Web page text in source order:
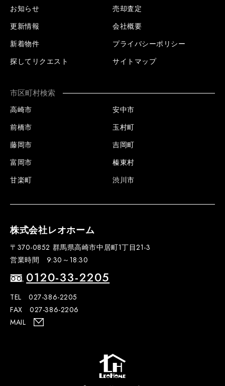
お知らせ
更新情報
新着物件
探してリクエスト
売却査定
会社概要
プライバシーポリシー
サイトマップ
市区町村検索
高崎市
前橋市
藤岡市
富岡市
甘楽町
安中市
玉村町
吉岡町
榛東村
渋川市
株式会社レオホーム
〒370-0852 群馬県高崎市中居町1丁目21-3
営業時間 9:30～18:30
0120-33-2205
TEL 027-386-2205
FAX 027-386-2206
MAIL